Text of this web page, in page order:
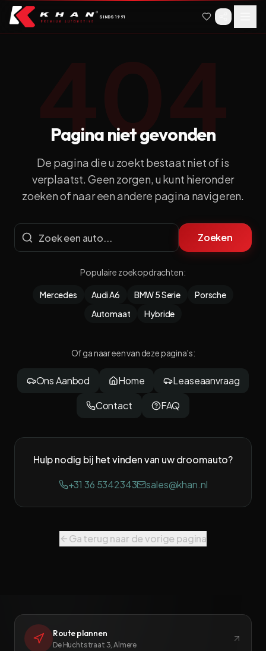
Spring naar hoofdinhoudSpring naar navigatie
SINDS 1991
404
Pagina niet gevonden
De pagina die u zoekt bestaat niet of is
verplaatst. Geen zorgen, u kunt hieronder
zoeken of naar een andere pagina navigeren.
Zoeken
Populaire zoekopdrachten:
Mercedes Audi A6 BMW 5 Serie
Porsche
Automaat
Hybride
Of ga naar een van deze pagina's:
Ons Aanbod Home
Leaseaanvraag
Contact
FAQ
Hulp nodig bij het vinden van uw droomauto?
+31 36 5342343
sales@khan.nl
Ga terug naar de vorige pagina
Route plannen
De Huchtstraat 3, Almere